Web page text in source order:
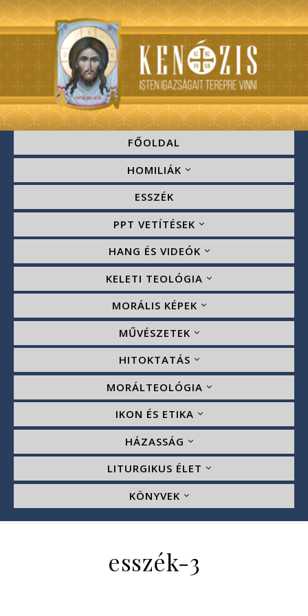
FŐOLDAL
HOMILIÁK
ESSZÉK
PPT VETÍTÉSEK
HANG ÉS VIDEÓK
KELETI TEOLÓGIA
MORÁLIS KÉPEK
MŰVÉSZETEK
HITOKTATÁS
MORÁLTEOLÓGIA
IKON ÉS ETIKA
HÁZASSÁG
LITURGIKUS ÉLET
KÖNYVEK
esszék-3